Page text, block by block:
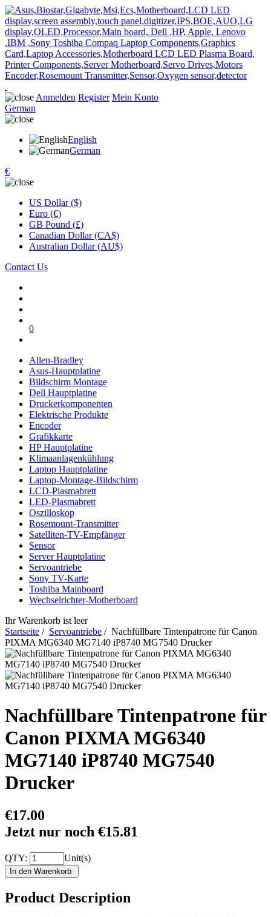
Anmelden Register Mein Konto
German
English
German
€
US Dollar ($)
Euro (€)
GB Pound (£)
Canadian Dollar (CA$)
Australian Dollar (AU$)
Contact Us
0
Allen-Bradley
Asus-Hauptplatine
Bildschirm Montage
Dell Hauptplatine
Druckerkomponenten
Elektrische Produkte
Encoder
Grafikkarte
HP Hauptplatine
Klimaanlagenkühlung
Laptop Hauptplatine
Laptop-Montage-Bildschirm
LCD-Plasmabrett
LED-Plasmabrett
Oszilloskop
Rosemount-Transmitter
Satelliten-TV-Empfänger
Sensor
Server Hauptplatine
Servoantriebe
Sony TV-Karte
Toshiba Mainboard
Wechselrichter-Motherboard
Ihr Warenkorb ist leer
Startseite / Servoantriebe / Nachfüllbare Tintenpatrone für Canon
PIXMA MG6340 MG7140 iP8740 MG7540 Drucker
Nachfüllbare Tintenpatrone für
Canon PIXMA MG6340
MG7140 iP8740 MG7540
Drucker
€17.00
Jetzt nur noch €15.81
QTY: Unit(s)
Product Description